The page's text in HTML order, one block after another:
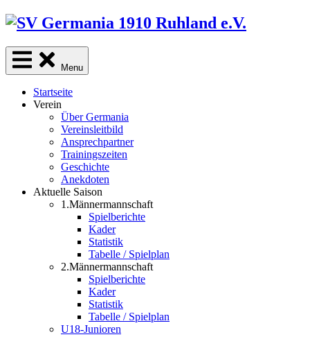
Skip
content
Menu
Startseite
Verein
Über Germania
Vereinsleitbild
Ansprechpartner
Trainingszeiten
Geschichte
Anekdoten
Aktuelle Saison
1.Männermannschaft
Spielberichte
Kader
Statistik
Tabelle / Spielplan
2.Männermannschaft
Spielberichte
Kader
Statistik
Tabelle / Spielplan
U18-Junioren